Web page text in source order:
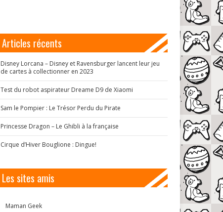
Articles récents
Disney Lorcana – Disney et Ravensburger lancent leur jeu
de cartes à collectionner en 2023
Test du robot aspirateur Dreame D9 de Xiaomi
Sam le Pompier : Le Trésor Perdu du Pirate
Princesse Dragon – Le Ghibli à la française
Cirque d’Hiver Bouglione : Dingue!
Les sites amis
Maman Geek